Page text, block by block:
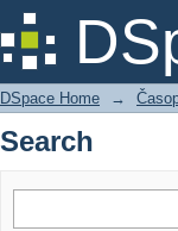
Search
DSpace Home →
Search